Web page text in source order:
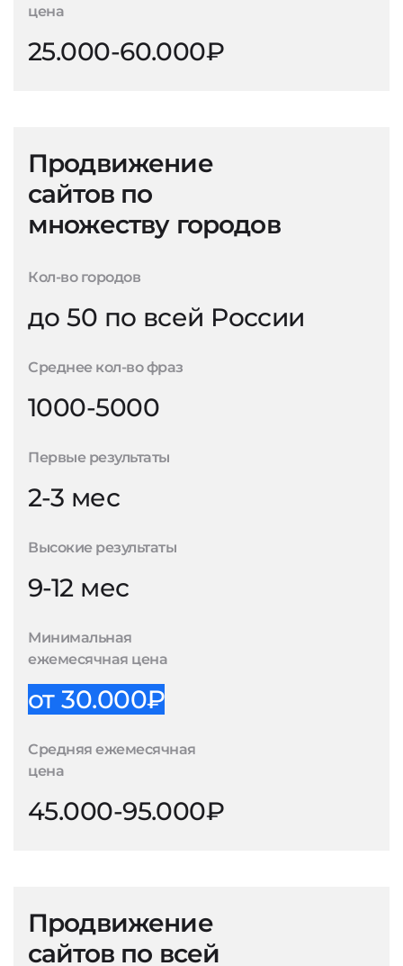
цена
25.000-60.000₽
Продвижение
сайтов по
множеству городов
Кол-во городов
до 50 по всей России
Среднее кол-во фраз
1000-5000
Первые результаты
2-3 мес
Высокие результаты
9-12 мес
Минимальная
ежемесячная цена
от 30.000₽
Средняя ежемесячная
цена
45.000-95.000₽
Продвижение
сайтов по всей